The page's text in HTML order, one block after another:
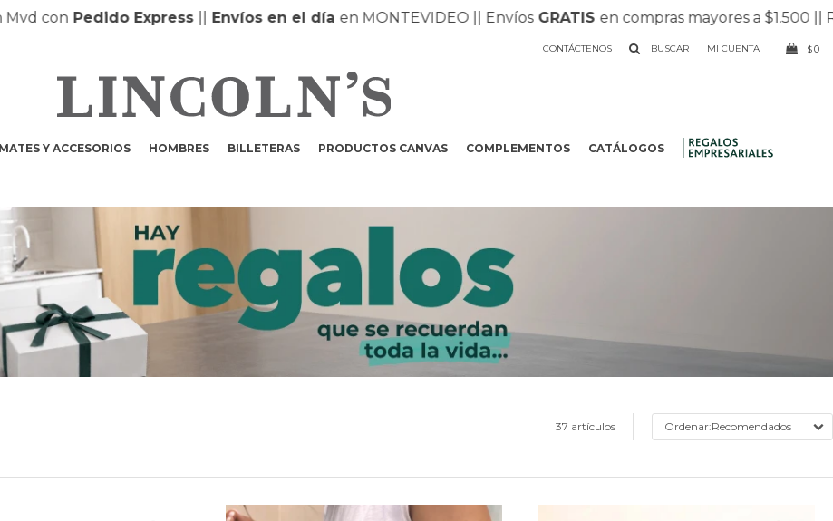
Pedido Express||Envíos en el díaen MONTEVIDEO || Envíos GRATISen compras mayores a $1.500 || Recibí
MATES Y ACCESORIOS HOMBRES BILLETERAS PRODUCTOS CANVAS COMPLEMENTOS CATÁLOGOS
CONTÁCTENOS $0
37 artículos Recomendados